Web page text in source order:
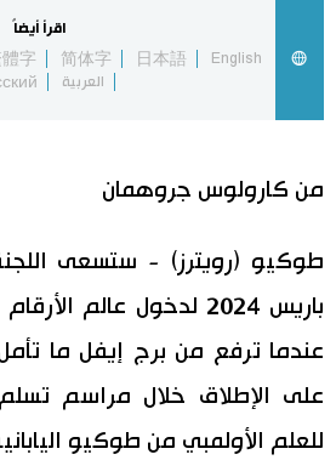
سياحة وسفر
اليابان في فيديو
مانغا وأنيمي
علوم وتكنولوجيا
صور
الأكثر تفاعلا
اقرأ أيضاً
English
日本語
简体字
字
العربية
من كارولوس جروهمان
طوكيو (رويترز) - ستسعى اللجنة
باريس 2024 لدخول عالم
عندما ترفع من برج إيفل ما
على الإطلاق خلال مراسم
للعلم الأولمبي من طوكيو